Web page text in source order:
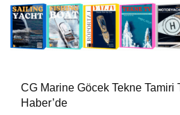
CG Marine Göcek Tekne Tamiri
Haber’de